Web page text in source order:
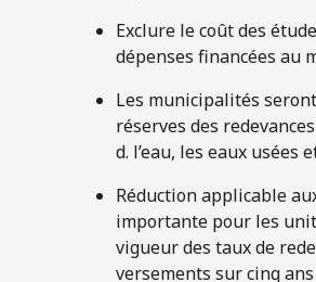
Exclure le coût des
dépenses financées au
Les municipalités
réserves des
d. l’eau, les eaux usées
Réduction applicable
importante pour les
vigueur des taux de
versements sur cinq ans